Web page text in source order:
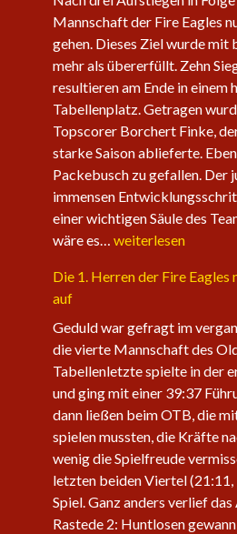
Mannschaft der Fire Eagles
gehen. Dieses Ziel wurde
mehr als übererfüllt. Zehn
resultieren am Ende in
Tabellenplatz. Getragen
Topscorer Borchert Finke,
starke Saison ablieferte.
Packebusch zu gefallen. Der
immensen
einer wichtigen Säule des
wäre es… Saisonabschluss
Herrenteams
weiterlesen
Die 1. Herren der Fire Eagles
auf
Geduld war gefragt im
die vierte Mannschaft des
Tabellenletzte spielte in der
und ging mit einer 39:37
dann ließen beim OTB, die
spielen mussten, die Kräfte
wenig die Spielfreude
letzten beiden Viertel (21:11,
Spiel. Ganz anders verlief
Rastede 2: Huntlosen